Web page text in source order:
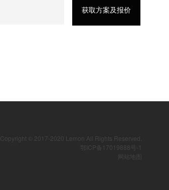
Copyright © 2017-2020 Lemon All Rights Reserved.
鄂ICP备17019888号-1
网站地图